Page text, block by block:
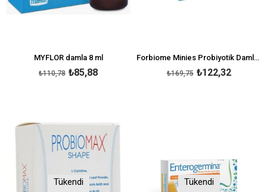
MYFLOR damla 8 ml
₺85,88
₺110,78
Forbiome Minies Probiyotik Damla 8 ml
₺122,32
₺169,75
Tükendi Tükendi